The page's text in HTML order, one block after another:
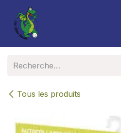
Se rendre au contenu
Tous les produits